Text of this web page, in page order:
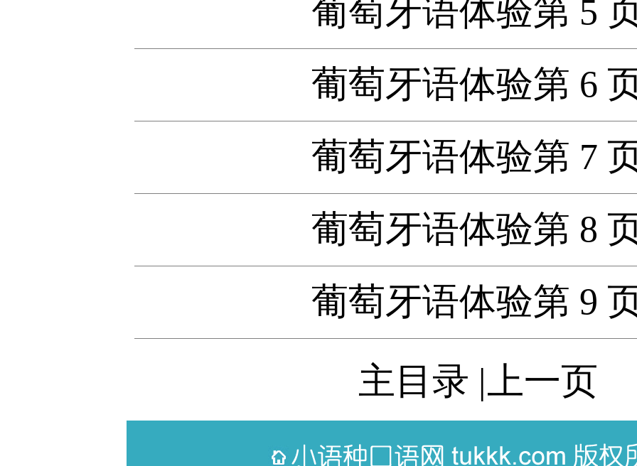
葡萄牙语体验第 5
葡萄牙语体验第 6
葡萄牙语体验第 7
葡萄牙语体验第 8
葡萄牙语体验第 9
主目录 | 上一页